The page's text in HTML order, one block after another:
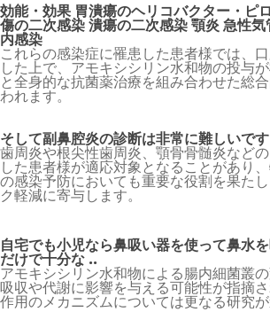
効能・効果 胃潰瘍のヘリコバクター・ピ
傷の二次感染 潰瘍の二次感染 顎炎 急性
内感染
これらの感染症に罹患した患者様では、
した上で、アモキシシリン水和物の投与
と全身的な抗菌薬治療を組み合わせた総
われます。
そして副鼻腔炎の診断は非常に難しいです
歯周炎や根尖性歯周炎、顎骨骨髄炎など
した患者様が適応対象となることがあり
の感染予防においても重要な役割を果た
ク軽減に寄与します。
自宅でも小児なら鼻吸い器を使って鼻水
だけで十分な ..
アモキシシリン水和物による腸内細菌叢
吸収や代謝に影響を与える可能性が指摘
作用のメカニズムについては更なる研究が